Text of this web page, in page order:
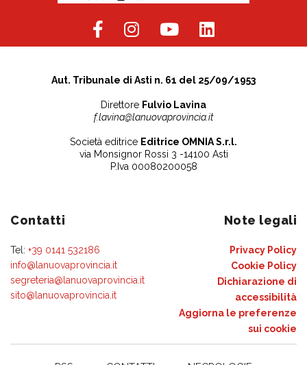
Aut. Tribunale di Asti n. 61 del 25/09/1953
Direttore Fulvio Lavina
f.lavina@lanuovaprovincia.it
Società editrice Editrice OMNIA S.r.l.
via Monsignor Rossi 3 -14100 Asti
P.Iva 00080200058
Contatti
Tel: +39 0141 532186
info@lanuovaprovincia.it
segreteria@lanuovaprovincia.it
sito@lanuovaprovincia.it
Note legali
Privacy Policy
Cookie Policy
Dichiarazione di
accessibilità
Aggiorna le preferenze
sui cookie